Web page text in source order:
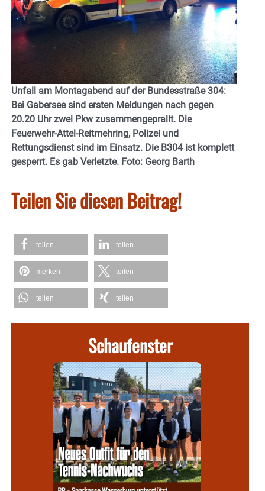
Unfall am Montagabend auf der Bundesstraße 304:
Bei Gabersee sind ersten Meldungen nach gegen
20.20 Uhr zwei Pkw zusammengeprallt. Die
Feuerwehr-Attel-Reitmehring, Polizei und
Rettungsdienst sind im Einsatz. Die B304 ist komplett
gesperrt. Es gab Verletzte. Foto: Georg Barth
Teilen Sie diesen Beitrag!
teilen teilen
merken teilen
teilen teilen
Schaufenster